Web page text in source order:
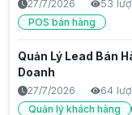
27/7/2026
53
POS bán hàng
Quản Lý Lead Bán
Doanh
27/7/2026
64
Quản lý khách hàng